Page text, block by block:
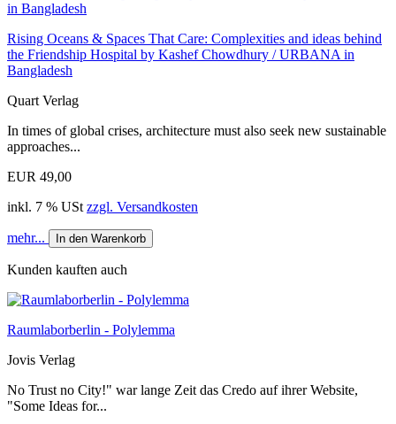
Rising Oceans & Spaces That Care: Complexities and ideas behind
the Friendship Hospital by Kashef Chowdhury / URBANA in
Bangladesh
Quart Verlag
In times of global crises, architecture must also seek new sustainable
approaches...
EUR 49,00
inkl. 7 % USt zzgl. Versandkosten
mehr... In den Warenkorb
Kunden kauften auch
Raumlaborberlin - Polylemma
Jovis Verlag
No Trust no City!" war lange Zeit das Credo auf ihrer Website,
"Some Ideas for...